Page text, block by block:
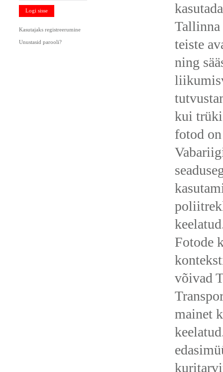
Logi sisse
Kasutajaks registreerumine
Unustasid parooli?
teiste
ning
kui
fotod
Fotode
võivad
mainet